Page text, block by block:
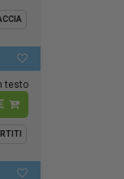
testo